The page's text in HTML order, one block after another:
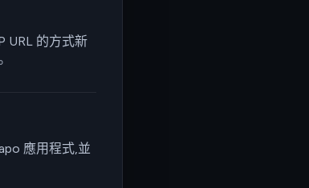
URL 的方式新
應用程式,並